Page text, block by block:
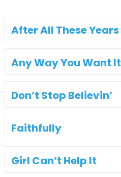
After All These Years
Any Way You Want It
Don’t Stop Believin’
Faithfully
Girl Can’t Help It